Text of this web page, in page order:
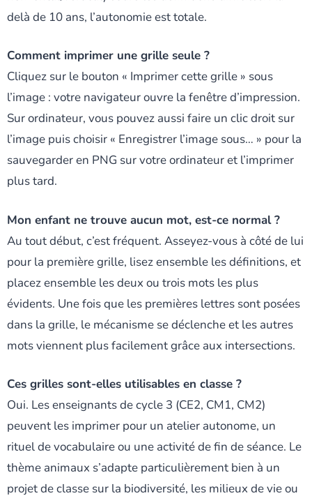
delà de 10 ans, l’autonomie est totale.
Comment imprimer une grille seule ?
Cliquez sur le bouton « Imprimer cette grille » sous
l’image : votre navigateur ouvre la fenêtre d’impression.
Sur ordinateur, vous pouvez aussi faire un clic droit sur
l’image puis choisir « Enregistrer l’image sous… » pour la
sauvegarder en PNG sur votre ordinateur et l’imprimer
plus tard.
Mon enfant ne trouve aucun mot, est-ce normal ?
Au tout début, c’est fréquent. Asseyez-vous à côté de lui
pour la première grille, lisez ensemble les définitions, et
placez ensemble les deux ou trois mots les plus
évidents. Une fois que les premières lettres sont posées
dans la grille, le mécanisme se déclenche et les autres
mots viennent plus facilement grâce aux intersections.
Ces grilles sont-elles utilisables en classe ?
Oui. Les enseignants de cycle 3 (CE2, CM1, CM2)
peuvent les imprimer pour un atelier autonome, un
rituel de vocabulaire ou une activité de fin de séance. Le
thème animaux s’adapte particulièrement bien à un
projet de classe sur la biodiversité, les milieux de vie ou